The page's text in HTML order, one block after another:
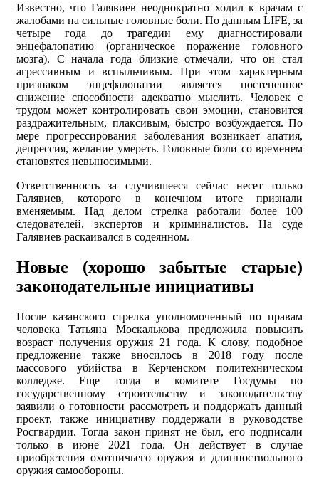
Известно, что Галявиев неоднократно ходил к врачам с
жалобами на сильные головные боли. По данным LIFE, за
четыре года до трагедии ему диагностировали
энцефалопатию (органическое поражение головного
мозга). С начала года близкие отмечали, что он стал
агрессивным и вспыльчивым. При этом характерным
признаком энцефалопатии является постепенное
снижение способности адекватно мыслить. Человек с
трудом может контролировать свои эмоции, становится
раздражительным, плаксивым, быстро возбуждается. По
мере прогрессирования заболевания возникает апатия,
депрессия, желание умереть. Головные боли со временем
становятся невыносимыми.
Ответственность за случившееся сейчас несет только
Галявиев, которого в конечном итоге признали
вменяемым. Над делом стрелка работали более 100
следователей, экспертов и криминалистов. На суде
Галявиев раскаивался в содеянном.
Новые (хорошо забытые старые)
законодательные инициативы
После казанского стрелка уполномоченный по правам
человека Татьяна Москалькова предложила повысить
возраст получения оружия 21 года. К слову, подобное
предложение также вносилось в 2018 году после
массового убийства в Керченском политехническом
колледже. Еще тогда в комитете Госдумы по
государственному строительству и законодательству
заявили о готовности рассмотреть и поддержать данный
проект, также инициативу поддержали в руководстве
Росгвардии. Тогда закон принят не был, его подписали
только в июне 2021 года. Он действует в случае
приобретения охотничьего оружия и длинноствольного
оружия самообороны.